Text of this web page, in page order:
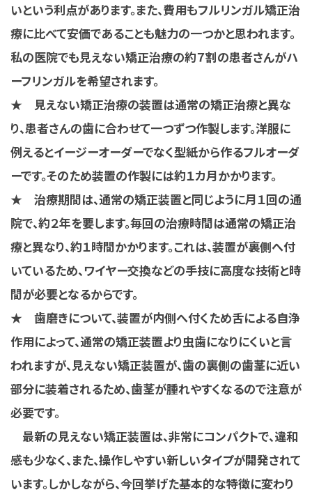
いという利点があります。また、費用もフルリンガル矯正治
療に比べて安価であることも魅力の一つかと思われます。
私の医院でも見えない矯正治療の約７割の患者さんがハ
ーフリンガルを希望されます。
★ 見えない矯正治療の装置は通常の矯正治療と異な
り、患者さんの歯に合わせて一つずつ作製します。洋服に
例えるとイージーオーダーでなく型紙から作るフルオーダ
ーです。そのため装置の作製には約１カ月かかります。
★ 治療期間は、通常の矯正装置と同じように月１回の通
院で、約２年を要します。毎回の治療時間は通常の矯正治
療と異なり、約１時間かかります。これは、装置が裏側へ付
いているため、ワイヤー交換などの手技に高度な技術と時
間が必要となるからです。
★ 歯磨きについて、装置が内側へ付くため舌による自浄
作用によって、通常の矯正装置より虫歯になりにくいと言
われますが、見えない矯正装置が、歯の裏側の歯茎に近い
部分に装着されるため、歯茎が腫れやすくなるので注意が
必要です。
最新の見えない矯正装置は、非常にコンパクトで、違和
感も少なく、また、操作しやすい新しいタイプが開発されて
います。しかしながら、今回挙げた基本的な特徴に変わり